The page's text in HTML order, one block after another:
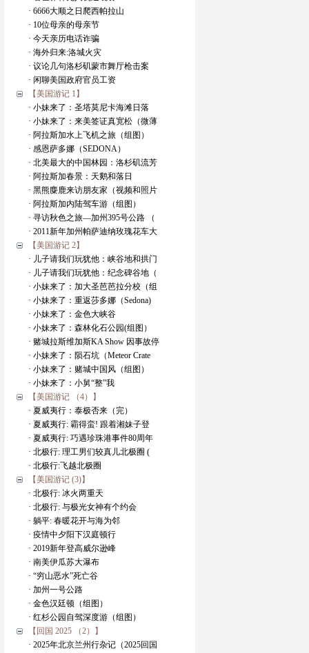
· 6666大顺之日爬西帕拉山
· 10位母亲的母亲节
· 今天亲历电话诈骗
· 海外归来:洛城火灾
· 议论几句洛杉矶蒙市舞厅枪击案
· 闲聊美国政府官员工资
【美国游记 1】
· 小妹来了：圣塔莫尼卡海滩日落
· 小妹来了：来美签证真宽松（微薄
· 阿拉斯加水上飞机之旅（组图）
· 感恩萨多娜（SEDONA）
· 北美最大的中国林园：洛杉矶流芳
· 阿拉斯加春景：天鹅和落日
· 黑熊麋鹿来访朋友家（视频和照片
· 阿拉斯加内陆驾车游（组图）
· 寻访秋色之旅—加州395号公路 （
· 2011新年加州帕萨迪纳玫瑰花车大
【美国游记 2】
· 儿子请我们玩犹他：峡谷地和拱门
· 儿子请我们玩犹他：纪念碑谷地（
· 小妹来了：加大圣芭芭拉分校（组
· 小妹来了：重返莎多娜（Sedona)
· 小妹来了：金色大峡谷
· 小妹来了：森林化石公园(组图）
· 赌城拉斯维加斯KA Show 因事故停
· 小妹来了：陨石坑（Meteor Crate
· 小妹来了：赌城中国风（组图）
· 小妹来了：小舅“整”我
【美国游记 （4）】
· 夏威夷行：泰极否来（完）
· 夏威夷行: 霸得蛮! 跟着湘妹子登
· 夏威夷行: 巧遇珍珠港事件80周年
· 北极行: 理工男们较真儿北极圈 (
· 北极行:飞越北极圈
【美国游记 (3)】
· 北极行: 冰火两重天
· 北极行: 与极光女神有个约会
· 躺平: 春暖花开与海为邻
· 疫情中夕阳下汉庭顿行
· 2019新年登高威尔逊峰
· 南美伊瓜苏大瀑布
· “穷山恶水”死亡谷
· 加州一号公路
· 金色汉廷顿（组图）
· 红杉公园自驾深度游（组图）
【回国 2025 （2）】
· 2025年北京兰州行杂记（2025回国